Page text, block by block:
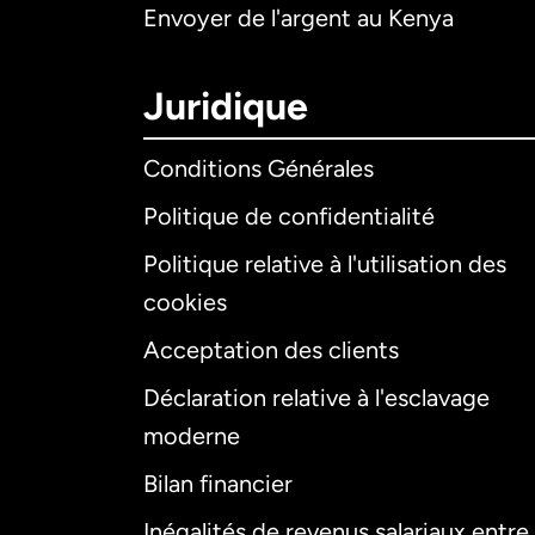
Envoyer de l'argent au Kenya
Juridique
Conditions Générales
Politique de confidentialité
Politique relative à l'utilisation des
cookies
Acceptation des clients
Déclaration relative à l'esclavage
moderne
Bilan financier